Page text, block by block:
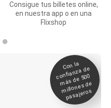
Consigue tus billetes online,
en nuestra app o en una
Flixshop
Con la
confianza de
más de 500
millones de
pasajeros